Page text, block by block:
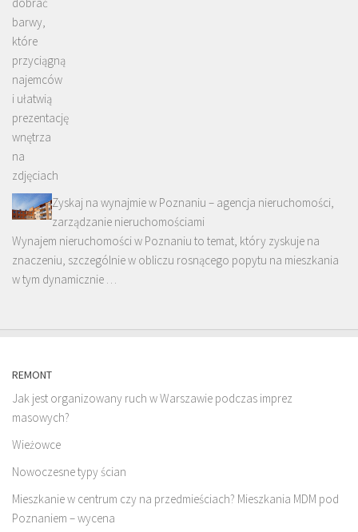
Zyskaj na wynajmie w Poznaniu – agencja nieruchomości,
zarządzanie nieruchomościami
Wynajem nieruchomości w Poznaniu to temat, który zyskuje na
znaczeniu, szczególnie w obliczu rosnącego popytu na mieszkania
w tym dynamicznie …
REMONT
Jak jest organizowany ruch w Warszawie podczas imprez
masowych?
Wieżowce
Nowoczesne typy ścian
Mieszkanie w centrum czy na przedmieściach? Mieszkania MDM pod
Poznaniem – wycena